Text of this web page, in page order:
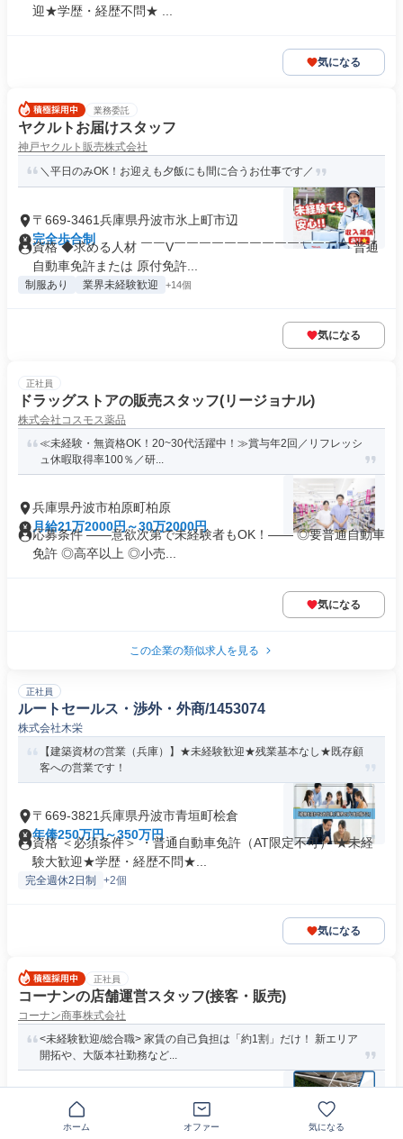
迎★学歴・経歴不問★ ...
気になる
業務委託
ヤクルトお届けスタッフ
神戸ヤクルト販売株式会社
＼平日のみOK！お迎えも夕飯にも間に合うお仕事です／
〒669-3461兵庫県丹波市氷上町市辺
完全歩合制
資格 ◆求める人材 ￣￣V￣￣￣￣￣￣￣￣￣￣￣￣￣￣ 普通
自動車免許または 原付免許...
制服あり 業界未経験歓迎 +14個
気になる
正社員
ドラッグストアの販売スタッフ(リージョナル)
株式会社コスモス薬品
≪未経験・無資格OK！20~30代活躍中！≫賞与年2回／リフレッシ
ュ休暇取得率100％／研...
兵庫県丹波市柏原町柏原
月給21万2000円～30万2000円
応募条件 ――意欲次第で未経験者もOK！―― ◎要普通自動車
免許 ◎高卒以上 ◎小売...
気になる
この企業の類似求人を見る
正社員
ルートセールス・渉外・外商/1453074
株式会社木栄
【建築資材の営業（兵庫）】★未経験歓迎★残業基本なし★既存顧
客への営業です！
〒669-3821兵庫県丹波市青垣町桧倉
年俸250万円～350万円
資格 ＜必須条件＞ ・普通自動車免許（AT限定不可） ★未経
験大歓迎★学歴・経歴不問★...
完全週休2日制 +2個
気になる
正社員
コーナンの店舗運営スタッフ(接客・販売)
コーナン商事株式会社
<未経験歓迎/総合職> 家賃の自己負担は「約1割」だけ！ 新エリア
開拓や、大阪本社勤務など...
〒669-3467兵庫県丹波市氷上町本郷
月給25万1000円以上
資格 ＊高卒以上の方 ＊転職回数不問 ＊全国転勤が可能な方
ホーム オファー 気になる